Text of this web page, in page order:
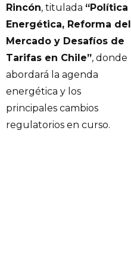
Rincón, titulada “Política
Energética, Reforma del
Mercado y Desafíos de
Tarifas en Chile”, donde
abordará la agenda
energética y los
principales cambios
regulatorios en curso.